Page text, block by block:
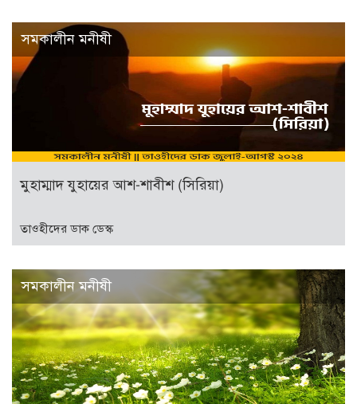
সমকালীন মনীষী
মুহাম্মাদ যুহায়ের আশ-শাবীশ (সিরিয়া)
তাওহীদের ডাক ডেস্ক
সমকালীন মনীষী